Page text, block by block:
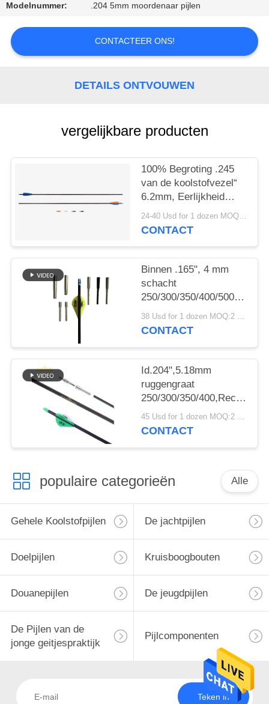
SITEMAP
PRIVACYBELEID
Modelnummer: .204 5mm moordenaar pijlen
CONTACTEER ONS!
DETAILS ONTVOUWEN
vergelijkbare producten
100% Begroting .245
van de koolstofvezel“
6.2mm, Eerlijkheid
.003-.001“ Stekel
250/300/340/400/500
24-40 Usd for 1 dozen MOQ:2 dozens
CONTACT
Binnen .165", 4 mm
schacht
250/300/350/400/500/600/
.003"-.001" Lichter
Gewicht Kleine
38 Usd for 1 dozen MOQ:2 dozens
CONTACT
Id.204",5.18mm
ruggengraat
250/300/350/
", 32" licht gewicht
5mm Ultra Target en
45 Usd for 1 dozen MOQ:2 dozijn
CONTACT
populaire categorieën Alle
Gehele Koolstofpijlen De jachtpijlen
Doelpijlen Kruisboogbouten
Douanepijlen De jeugdpijlen
De Pijlen van de
jonge geitjespraktijk
Pijlcomponenten
Teken in